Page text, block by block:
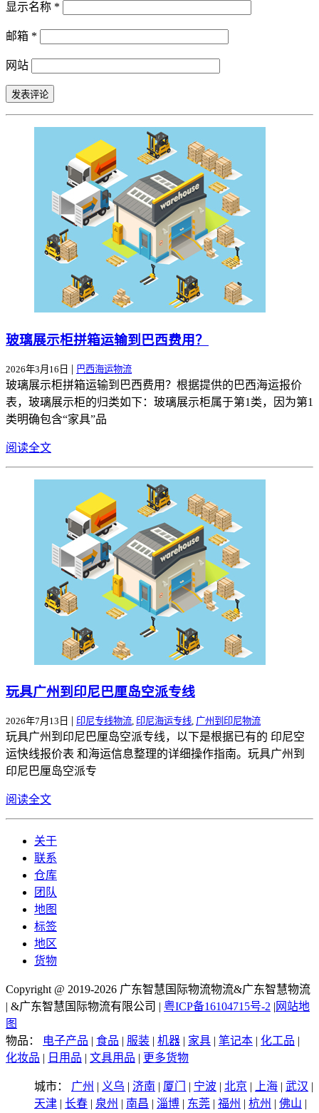
显示名称 *
邮箱 *
网站
玻璃展示柜拼箱运输到巴西费用？
2026年3月16日 | 巴西海运物流
玻璃展示柜拼箱运输到巴西费用？根据提供的巴西海运报价
表，玻璃展示柜的归类如下：玻璃展示柜属于第1类，因为第1
类明确包含“家具”品
阅读全文
玩具广州到印尼巴厘岛空派专线
2026年7月13日 | 印尼专线物流, 印尼海运专线, 广州到印尼物流
玩具广州到印尼巴厘岛空派专线，以下是根据已有的 印尼空
运快线报价表 和海运信息整理的详细操作指南。玩具广州到
印尼巴厘岛空派专
阅读全文
关于
联系
仓库
团队
地图
标签
地区
货物
Copyright @ 2019-2026 广东智慧国际物流物流&广东智慧物流
| &广东智慧国际物流有限公司 | 粤ICP备16104715号-2 | 网站地
图
物品：
电子产品 | 食品 | 服装 | 机器 | 家具 | 笔记本 | 化工品 |
化妆品 | 日用品 | 文具用品 | 更多货物
城市： 广州 | 义乌 | 济南 | 厦门 | 宁波 | 北京 | 上海 | 武汉 |
天津 | 长春 | 泉州 | 南昌 | 淄博 | 东莞 | 福州 | 杭州 | 佛山 |